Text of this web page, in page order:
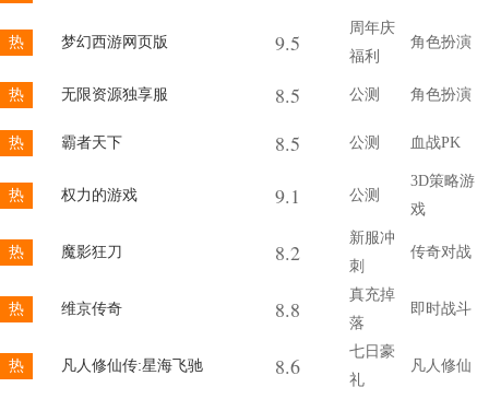
热 梦幻西游网页版 9.5
周年庆
福利
角色扮演
热 无限资源独享服 8.5 公测 角色扮演
热 霸者天下 8.5 公测 血战PK
热 权力的游戏 9.1 公测
3D策略游
戏
热 魔影狂刀 8.2
新服冲
刺
传奇对战
热 维京传奇 8.8
真充掉
落
即时战斗
热 凡人修仙传:星海飞驰 8.6
七日豪
礼
凡人修仙